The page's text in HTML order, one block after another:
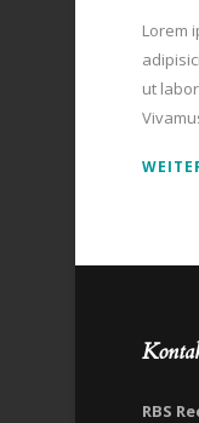
Lorem
ut
RBS